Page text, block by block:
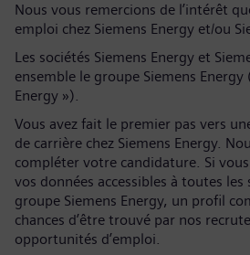
Nous vous remercions de l’intérêt
emploi chez Siemens Energy et/ou
Les sociétés Siemens Energy et
ensemble le groupe Siemens Energy
Energy »).
Vous avez fait le premier pas vers
de carrière chez Siemens Energy.
compléter votre candidature. Si
vos données accessibles à toutes les
groupe Siemens Energy, un profil
chances d’être trouvé par nos
opportunités d’emploi.